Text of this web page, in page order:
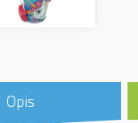
Opis